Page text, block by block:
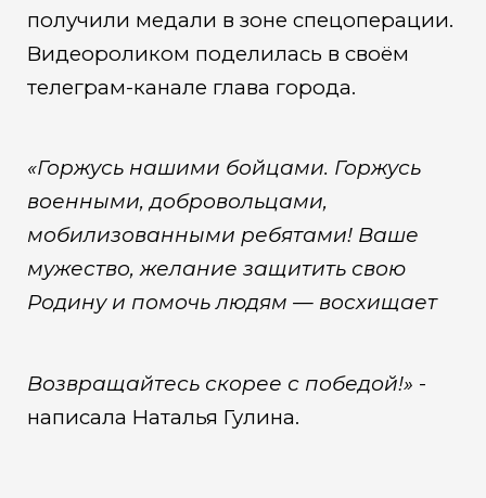
получили медали в зоне спецоперации.
Видеороликом поделилась в своём
телеграм-канале глава города.
«Горжусь нашими бойцами. Горжусь
военными, добровольцами,
мобилизованными ребятами! Ваше
мужество, желание защитить свою
Родину и помочь людям — восхищает
Возвращайтесь скорее с победой!» -
написала Наталья Гулина.